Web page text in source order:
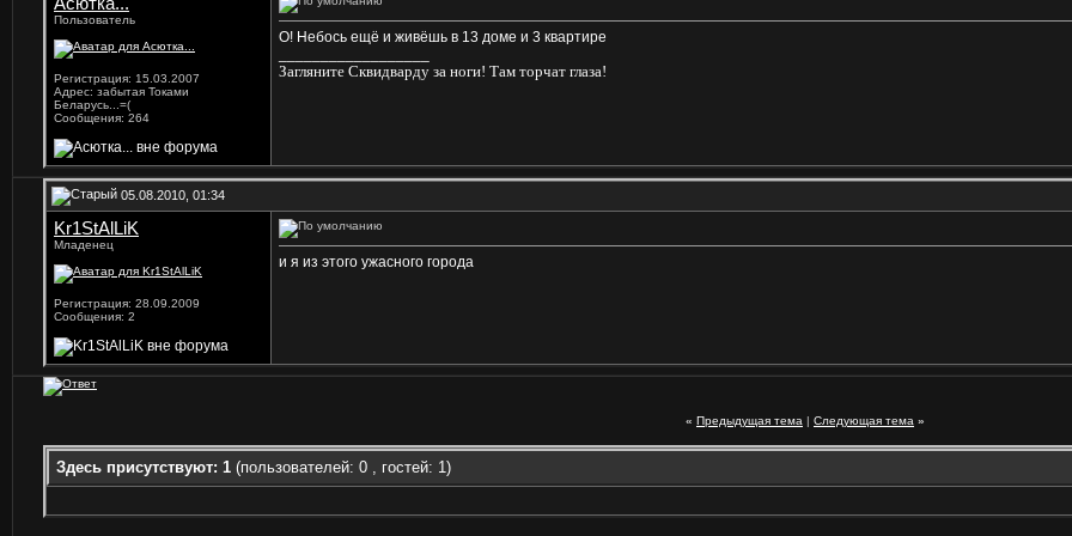
Пользователь
Регистрация: 15.03.2007
Адрес: забытая Токами
Беларусь...=(
Сообщения: 264
О! Небось ещё и живёшь в 13 доме и 3 квартире
Загляните Сквидварду за ноги! Там торчат глаза!
05.08.2010, 01:34
Kr1StAlLiK
Младенец
Регистрация: 28.09.2009
Сообщения: 2
и я из этого ужасного города
« Предыдущая тема | Следующая тема »
Здесь присутствуют: 1 (пользователей: 0 , гостей: 1)